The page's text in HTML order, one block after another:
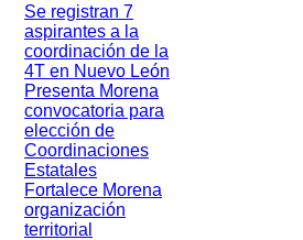
Se registran 7
aspirantes a la
coordinación de la
4T en Nuevo León
Presenta Morena
convocatoria para
elección de
Coordinaciones
Estatales
Fortalece Morena
organización
territorial